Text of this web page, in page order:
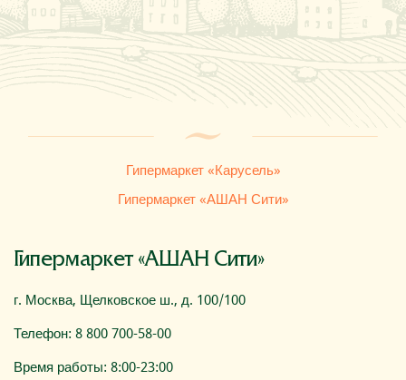
Гипермаркет «Карусель»
Гипермаркет «АШАН Сити»
Гипермаркет «АШАН Сити»
г. Москва, Щелковское ш., д. 100/100
Телефон: 8 800 700-58-00
Время работы: 8:00-23:00
О компании